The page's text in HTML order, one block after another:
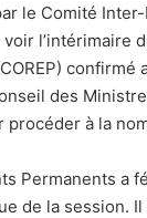
Comité Inter-
l’intérimaire
des
à la
Permanents a
de la session.